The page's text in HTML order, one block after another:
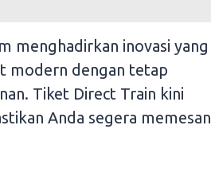
menghadirkan inovasi yang
modern dengan tetap
Tiket Direct Train kini
Anda segera memesan